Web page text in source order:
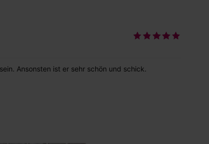
Ansonsten ist er sehr schön und schick.